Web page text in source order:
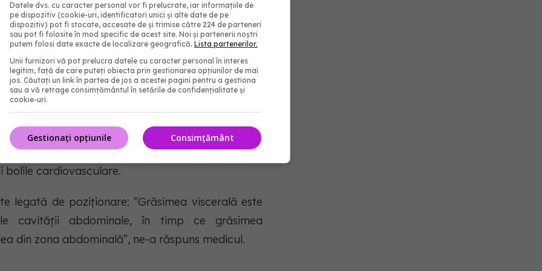
grăsime care se acumulează sub piele, în stratul
formă de grăsime și poate varia în grosime
sexul, vârsta, genetica și nivelul de activitate
mai multe funcții în organism, inclusiv izolarea
interne. O cantitate moderată de grăsime
pentru sănătatea generală, dar excesul de
creșterea în greutate și la riscul de boli asociate
cardiovasculare.
legată de poziționare: ”Grăsimea viscerală este
cavității abdominale, în timp ce grăsimea
din zona abdominală”, ne-a răspuns medicul.
Datele dvs. cu caracter personal vor fi prelucrate, iar informațiile de
pe dispozitiv (cookie-uri, identificatori unici și alte date de pe
dispozitiv) pot fi stocate, accesate de și trimise către 224 de parteneri
sau pot fi folosite în mod specific de acest site. Noi și partenerii noștri
putem folosi date exacte de localizare geografică. Lista partenerilor.
Unii furnizori vă pot prelucra datele cu caracter personal în interes
legitim, față de care puteți obiecta prin gestionarea opțiunilor de mai
jos. Căutați un link în partea de jos a acestei pagini pentru a gestiona
sau a vă retrage consimțământul în setările de confidențialitate și
cookie-uri.
Consimțământ
Gestionați opțiunile